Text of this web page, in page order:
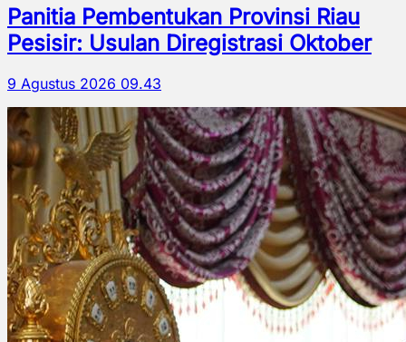
Panitia Pembentukan Provinsi Riau
Pesisir: Usulan Diregistrasi Oktober
9 Agustus 2026 09.43